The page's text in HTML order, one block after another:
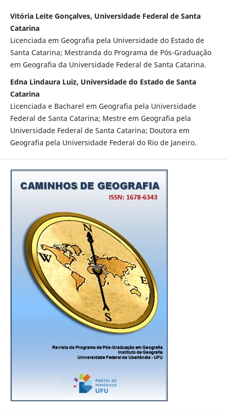
Vitória Leite Gonçalves, Universidade Federal de Santa
Catarina
Licenciada em Geografia pela Universidade do Estado de
Santa Catarina; Mestranda do Programa de Pós-Graduação
em Geografia da Universidade Federal de Santa Catarina.
Edna Lindaura Luiz, Universidade do Estado de Santa
Catarina
Licenciada e Bacharel em Geografia pela Universidade
Federal de Santa Catarina; Mestre em Geografia pela
Universidade Federal de Santa Catarina; Doutora em
Geografia pela Universidade Federal do Rio de Janeiro.